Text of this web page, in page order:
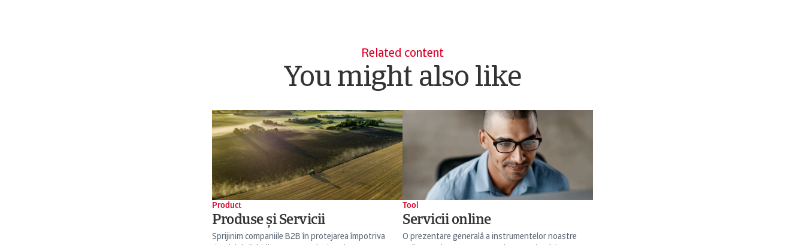
Related content
You might also like
Product
Produse și Servicii
Sprijinim companiile B2B în protejarea împotriva
Tool
Servicii online
O prezentare generală a instrumentelor noastre